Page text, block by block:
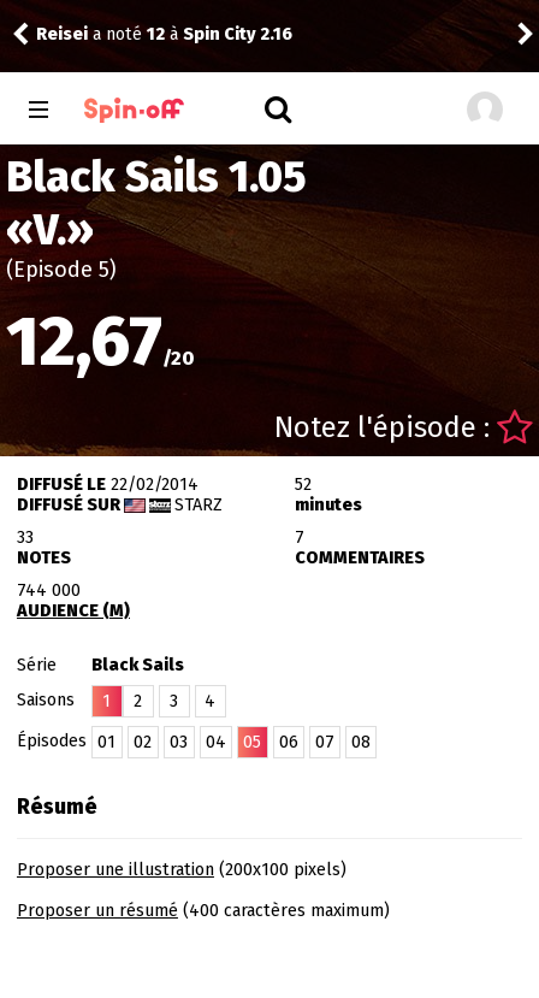
Reisei a noté12 à Spin City 2.16
Black Sails 1.05
«V.»
(Episode 5)
12,67/20
Notez l'épisode :
DIFFUSÉ LE22/02/2014
DIFFUSÉ SUR
STARZ
52
minutes
33
NOTES
7
COMMENTAIRES
744 000
AUDIENCE (M)
Série
Black Sails
Saisons
1 2 3
4
Épisodes
01 02 03 04 05 06 07 08
Résumé
Proposer une illustration(200x100 pixels)
Proposer un résumé (400 caractères maximum)